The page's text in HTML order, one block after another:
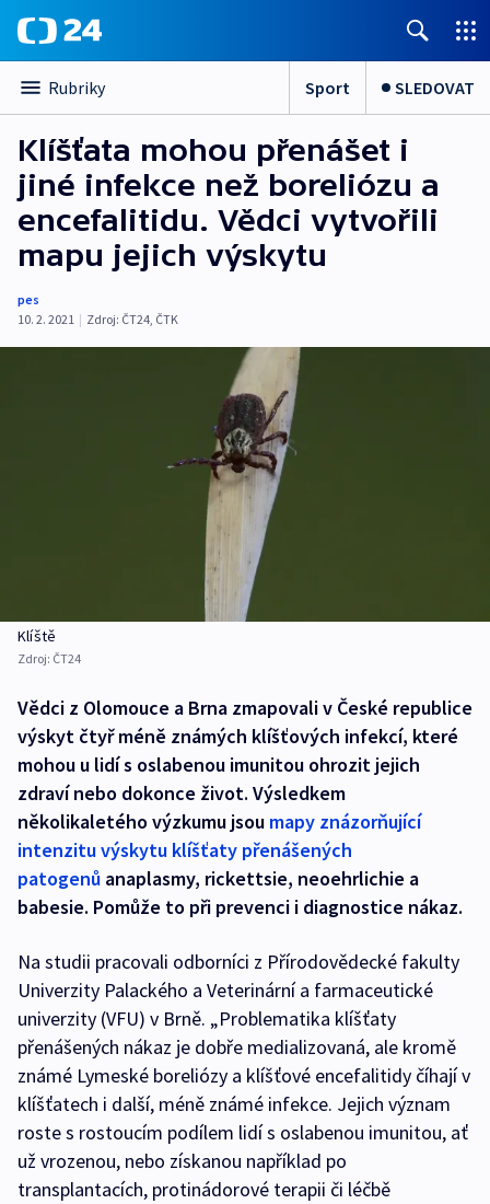
Rubriky Sport SLEDOVAT
Klíšťata mohou přenášet i
jiné infekce než boreliózu a
encefalitidu. Vědci vytvořili
mapu jejich výskytu
pes
10. 2. 2021 | Zdroj: ČT24, ČTK
Klíště
Zdroj: ČT24
Vědci z Olomouce a Brna zmapovali v České republice
výskyt čtyř méně známých klíšťových infekcí, které
mohou u lidí s oslabenou imunitou ohrozit jejich
zdraví nebo dokonce život. Výsledkem
několikaletého výzkumu jsou mapy znázorňující
intenzitu výskytu klíšťaty přenášených
patogenů anaplasmy, rickettsie, neoehrlichie a
babesie. Pomůže to při prevenci i diagnostice nákaz.
Na studii pracovali odborníci z Přírodovědecké fakulty
Univerzity Palackého a Veterinární a farmaceutické
univerzity (VFU) v Brně. „Problematika klíšťaty
přenášených nákaz je dobře medializovaná, ale kromě
známé Lymeské boreliózy a klíšťové encefalitidy číhají v
klíšťatech i další, méně známé infekce. Jejich význam
roste s rostoucím podílem lidí s oslabenou imunitou, ať
už vrozenou, nebo získanou například po
transplantacích, protinádorové terapii či léčbě